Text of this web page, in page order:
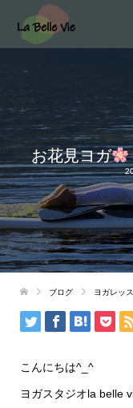
お花見ヨガ
ブログ ヨガレッ
こんにちは^_^
ヨガスタジオla belle